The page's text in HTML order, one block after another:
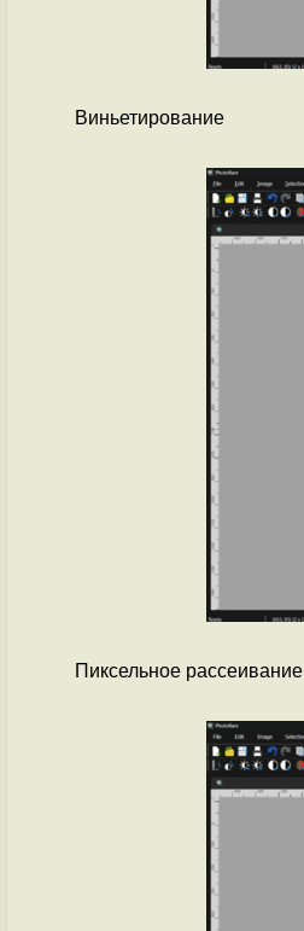
Виньетирование
Пиксельное рассеивание